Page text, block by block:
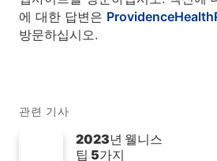
에 대한 답변은
방문하십시오.
관련 기사
2023년 웰니스
팁 5가지